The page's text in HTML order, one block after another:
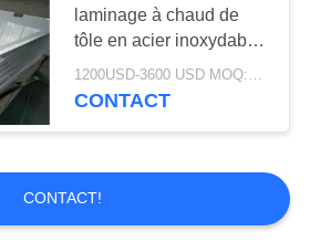
laminage à chaud de
tôle en acier inoxydable
de 3 mm
1200USD-3600 USD MOQ:500 kg
CONTACT
CONTACT!